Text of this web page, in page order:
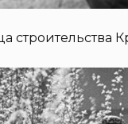
строительства